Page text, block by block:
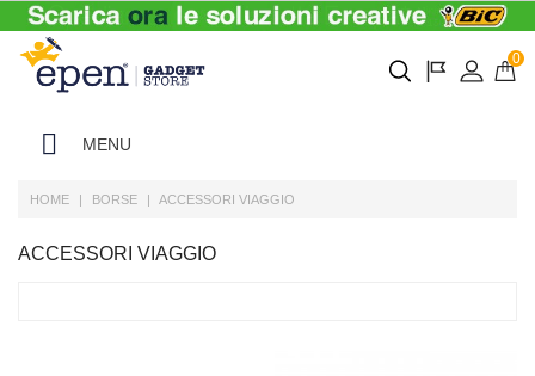
0
MENU
HOME BORSE ACCESSORI VIAGGIO
ACCESSORI VIAGGIO